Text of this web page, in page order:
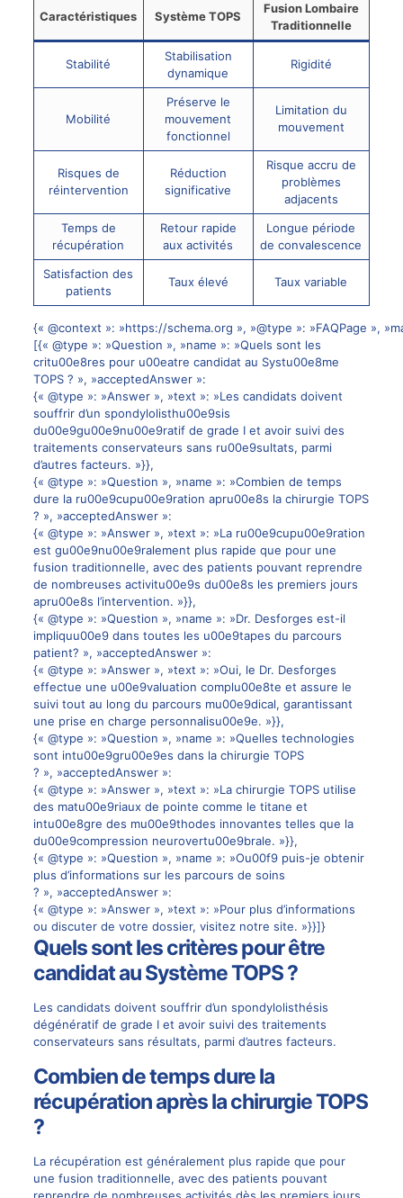
Caractéristiques Système TOPS
Fusion Lombaire
Traditionnelle
Stabilité
Stabilisation
dynamique
Rigidité
Mobilité
Préserve le
mouvement
fonctionnel
Limitation du
mouvement
Risques de
réintervention
Réduction
significative
Risque accru de
problèmes
adjacents
Temps de
récupération
Retour rapide
aux activités
Longue période
de convalescence
Satisfaction des
patients
Taux élevé Taux variable
{« @context »: »https://schema.org », »@type »: »FAQPage »,
[{« @type »: »Question », »name »: »Quels sont les
critu00e8res pour u00eatre candidat au Systu00e8me
TOPS ? », »acceptedAnswer »:
{« @type »: »Answer », »text »: »Les candidats doivent
souffrir d’un spondylolisthu00e9sis
du00e9gu00e9nu00e9ratif de grade I et avoir suivi des
traitements conservateurs sans ru00e9sultats, parmi
d’autres facteurs. »}},
{« @type »: »Question », »name »: »Combien de temps
dure la ru00e9cupu00e9ration apru00e8s la chirurgie TOPS
? », »acceptedAnswer »:
{« @type »: »Answer », »text »: »La ru00e9cupu00e9ration
est gu00e9nu00e9ralement plus rapide que pour une
fusion traditionnelle, avec des patients pouvant reprendre
de nombreuses activitu00e9s du00e8s les premiers jours
apru00e8s l’intervention. »}},
{« @type »: »Question », »name »: »Dr. Desforges est-il
impliquu00e9 dans toutes les u00e9tapes du parcours
patient? », »acceptedAnswer »:
{« @type »: »Answer », »text »: »Oui, le Dr. Desforges
effectue une u00e9valuation complu00e8te et assure le
suivi tout au long du parcours mu00e9dical, garantissant
une prise en charge personnalisu00e9e. »}},
{« @type »: »Question », »name »: »Quelles technologies
sont intu00e9gru00e9es dans la chirurgie TOPS
? », »acceptedAnswer »:
{« @type »: »Answer », »text »: »La chirurgie TOPS utilise
des matu00e9riaux de pointe comme le titane et
intu00e8gre des mu00e9thodes innovantes telles que la
du00e9compression neurovertu00e9brale. »}},
{« @type »: »Question », »name »: »Ou00f9 puis-je obtenir
plus d’informations sur les parcours de soins
? », »acceptedAnswer »:
{« @type »: »Answer », »text »: »Pour plus d’informations
ou discuter de votre dossier, visitez notre site. »}}]}
Quels sont les critères pour être
candidat au Système TOPS ?
Les candidats doivent souffrir d’un spondylolisthésis
dégénératif de grade I et avoir suivi des traitements
conservateurs sans résultats, parmi d’autres facteurs.
Combien de temps dure la
récupération après la chirurgie TOPS
?
La récupération est généralement plus rapide que pour
une fusion traditionnelle, avec des patients pouvant